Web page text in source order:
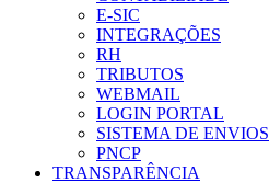
E-SIC
INTEGRAÇÕES
RH
TRIBUTOS
WEBMAIL
LOGIN PORTAL
SISTEMA DE ENVIOS
PNCP
TRANSPARÊNCIA